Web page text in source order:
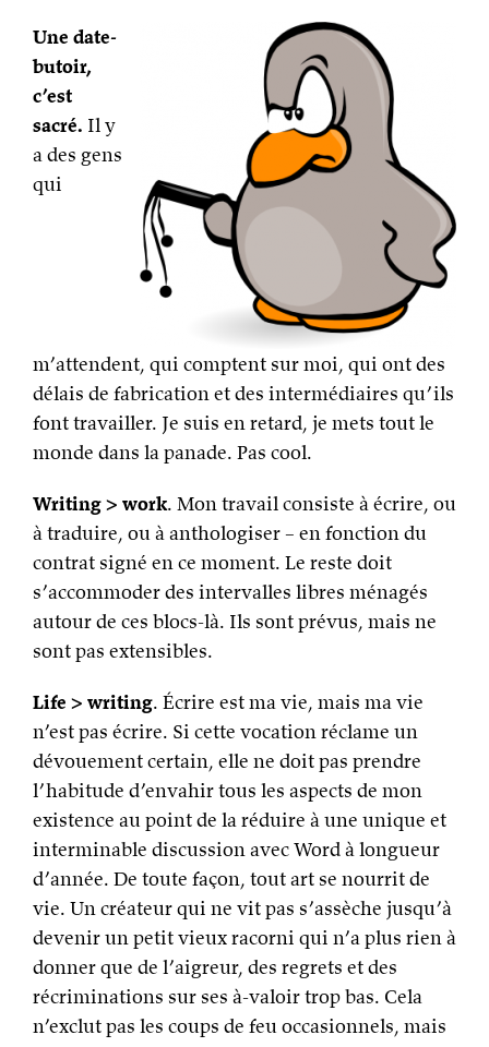
Une date-
butoir,
c’est
sacré. Il y
a des gens
qui
m’attendent, qui comptent sur moi, qui ont des
délais de fabrication et des intermédiaires qu’ils
font travailler. Je suis en retard, je mets tout le
monde dans la panade. Pas cool.
Writing > work. Mon travail consiste à écrire, ou
à traduire, ou à anthologiser – en fonction du
contrat signé en ce moment. Le reste doit
s’accommoder des intervalles libres ménagés
autour de ces blocs-là. Ils sont prévus, mais ne
sont pas extensibles.
Life > writing. Écrire est ma vie, mais ma vie
n’est pas écrire. Si cette vocation réclame un
dévouement certain, elle ne doit pas prendre
l’habitude d’envahir tous les aspects de mon
existence au point de la réduire à une unique et
interminable discussion avec Word à longueur
d’année. De toute façon, tout art se nourrit de
vie. Un créateur qui ne vit pas s’assèche jusqu’à
devenir un petit vieux racorni qui n’a plus rien à
donner que de l’aigreur, des regrets et des
récriminations sur ses à-valoir trop bas. Cela
n’exclut pas les coups de feu occasionnels, mais